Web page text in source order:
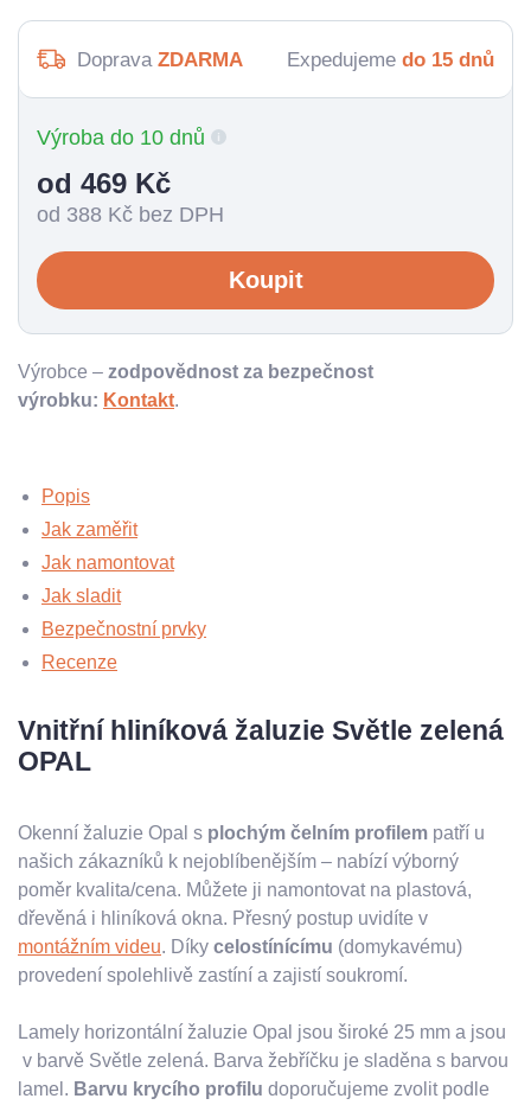
Doprava ZDARMA Expedujeme do 15 dnů
Výroba do 10 dnů
od 469 Kč
od 388 Kč bez DPH
Koupit
Výrobce – zodpovědnost za bezpečnost
výrobku: Kontakt.
Popis
Jak zaměřit
Jak namontovat
Jak sladit
Bezpečnostní prvky
Recenze
Vnitřní hliníková žaluzie Světle zelená
OPAL
Okenní žaluzie Opal s plochým čelním profilem patří u
našich zákazníků k nejoblíbenějším – nabízí výborný
poměr kvalita/cena. Můžete ji namontovat na plastová,
dřevěná i hliníková okna. Přesný postup uvidíte v
montážním videu. Díky celostínícímu (domykavému)
provedení spolehlivě zastíní a zajistí soukromí.
Lamely horizontální žaluzie Opal jsou široké 25 mm a jsou
v barvě Světle zelená. Barva žebříčku je sladěna s barvou
lamel. Barvu krycího profilu doporučujeme zvolit podle